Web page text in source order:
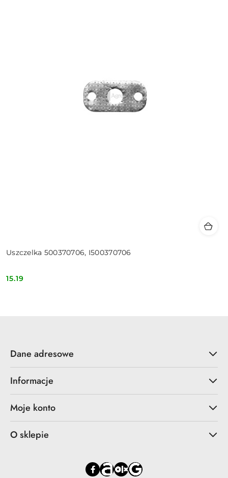
Uszczelka 500370706, I500370706
Cena:
15.19
Dane adresowe
Informacje
Moje konto
O sklepie